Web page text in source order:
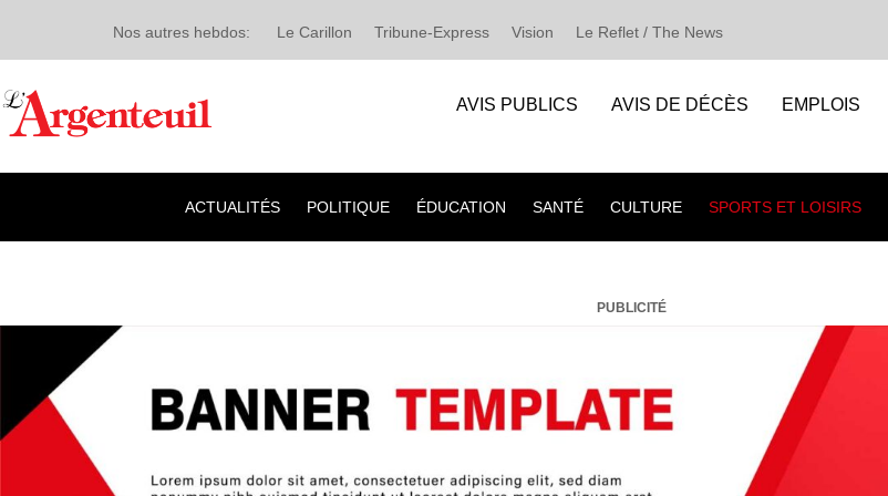
Nos autres hebdos: Le Carillon Tribune-Express Vision Le Reflet / The News
AVIS PUBLICS AVIS DE DÉCÈS EMPLOIS
ACTUALITÉS POLITIQUE ÉDUCATION SANTÉ CULTURE SPORTS ET LOISIRS
PUBLICITÉ